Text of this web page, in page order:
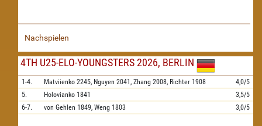
Nachspielen
4TH U25-ELO-YOUNGSTERS 2026, BERLIN
1-4. Matviienko 2245, Nguyen 2041, Zhang 2008, Richter 1908
4,0/5
5.
Holovianko 1841
3,5/5
6-7.
von Gehlen 1849, Weng 1803 3,0/5